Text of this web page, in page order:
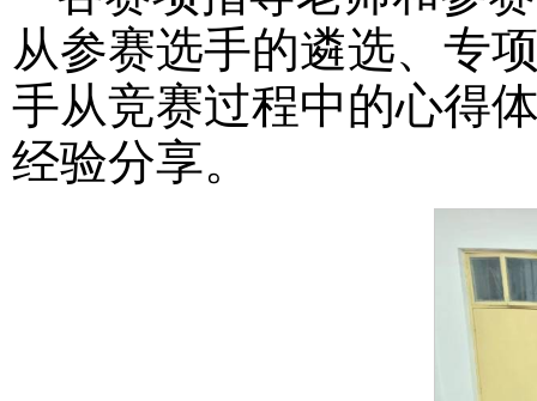
从参赛选手的遴选、专
手从竞赛过程中的心得
经验分享。